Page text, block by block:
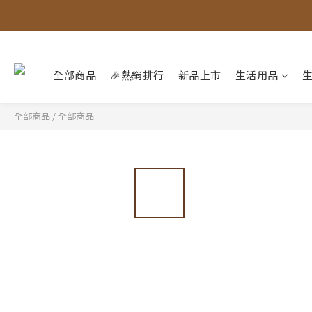
全部商品 🎉熱銷排行 新品上市 生活用品
全部商品 / 全部商品